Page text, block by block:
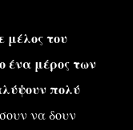
μέλος του
ένα μέρος των
πολύ
να δουν